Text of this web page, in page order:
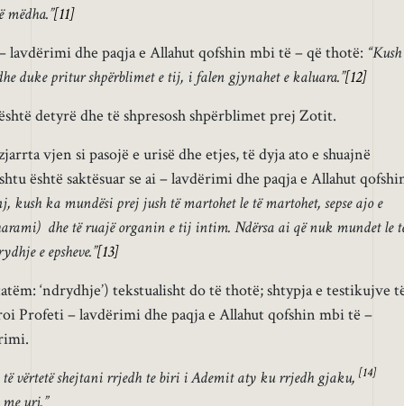
mëdha.”[11]
lavdërimi dhe paqja e Allahut qofshin mbi të – që thotë:
duke pritur shpërblimet e tij, i falen gjynahet e kaluara.”[12]
detyrë dhe të shpresosh shpërblimet prej Zotit.
vjen si pasojë e urisë dhe etjes, të dyja ato e shuajnë
është saktësuar se ai – lavdërimi dhe paqja e Allahut
kush ka mundësi prej jush të martohet le të martohet, sepse ajo e
dhe të ruajë organin e tij intim. Ndërsa ai që nuk mundet le
e epsheve.”[13]
‘ndrydhje’) tekstualisht do të thotë; shtypja e testikujve
Profeti – lavdërimi dhe paqja e Allahut qofshin mbi të –
të vërtetë shejtani rrjedh te biri i Ademit aty ku rrjedh gjaku, [14]